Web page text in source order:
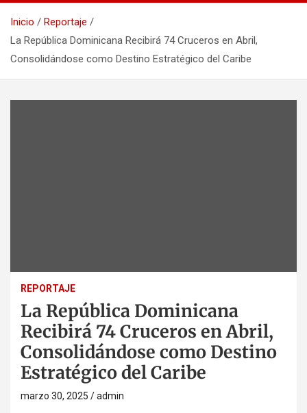
Inicio
Reportaje
La República Dominicana Recibirá 74 Cruceros en Abril,
Consolidándose como Destino Estratégico del Caribe
REPORTAJE
La República Dominicana
Recibirá 74 Cruceros en Abril,
Consolidándose como Destino
Estratégico del Caribe
marzo 30, 2025 admin